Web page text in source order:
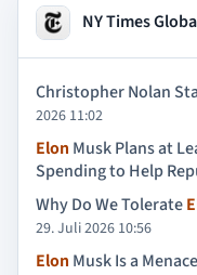
NY Times
Christopher Nolan
2026 11:02
Elon Musk Plans at
Spending to Help
Why Do We Tolerate
29. Juli 2026 10:56
Elon Musk Is a